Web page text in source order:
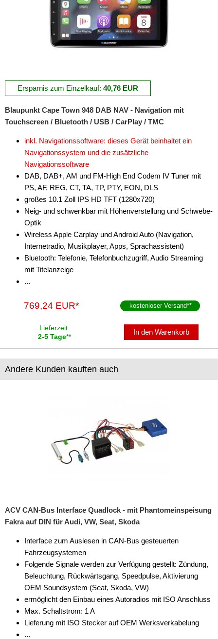
Ersparnis zum Einzelkauf: 40,76 EUR
Blaupunkt Cape Town 948 DAB NAV - Navigation mit
Touchscreen / Bluetooth / USB / CarPlay / TMC
inkl. Navigationssoftware: dieses Gerät beinhaltet ein
Navigationssystem und die zusätzliche
Navigationssoftware
DAB, DAB+, AM und FM-High End Codem IV Tuner mit
PS, AF, REG, CT, TA, TP, PTY, EON, DLS
großes 10.1 Zoll IPS HD TFT (1280x720)
Neig- und schwenkbar mit Höhenverstellung und Schwebe-
Optik
Wireless Apple Carplay und Android Auto (Navigation,
Internetradio, Musikplayer, Apps, Sprachassistent)
Bluetooth: Telefonie, Telefonbuchzugriff, Audio Streaming
mit Titelanzeige
...
769,24 EUR* kostenloser Versand**
Lieferzeit:
2-5 Tage**
In den Warenkorb
Andere Kunden kauften auch
ACV CAN-Bus Interface Quadlock - mit Phantomeinspeisung
Fakra auf DIN für Audi, VW, Seat, Skoda
Interface zum Auslesen in CAN-Bus gesteuerten
Fahrzeugsystemen
Folgende Signale werden zur Verfügung gestellt: Zündung,
Beleuchtung, Rückwärtsgang, Speedpulse, Aktivierung
OEM Soundsystem (Seat, Skoda, VW)
ermöglicht den Einbau eines Autoradios mit ISO Anschluss
Max. Schaltstrom: 1 A
Lieferung mit ISO Stecker auf OEM Werksverkabelung
...